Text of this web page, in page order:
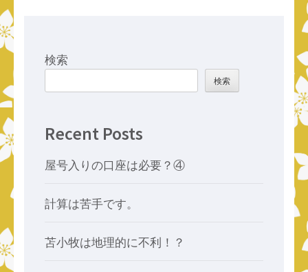
検索
検索
Recent Posts
屋号入りの口座は必要？④
計算は苦手です。
苫小牧は地理的に不利！？